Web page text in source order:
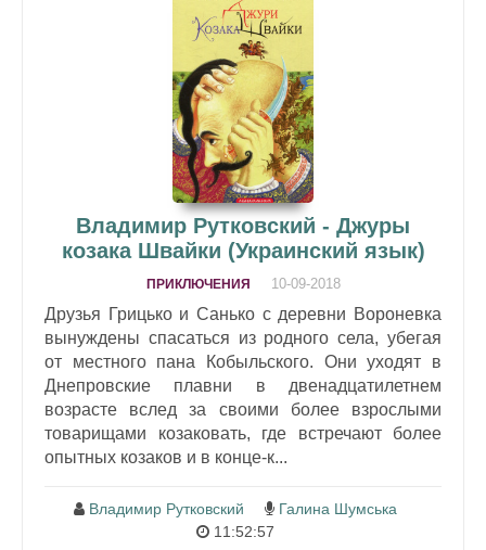
Владимир Рутковский - Джуры
козака Швайки (Украинский язык)
ПРИКЛЮЧЕНИЯ 10-09-2018
Друзья Грицько и Санько с деревни Вороневка
вынуждены спасаться из родного села, убегая
от местного пана Кобыльского. Они уходят в
Днепровские плавни в двенадцатилетнем
возрасте вслед за своими более взрослыми
товарищами козаковать, где встречают более
опытных козаков и в конце-к...
Владимир Рутковский
Галина Шумська
11:52:57